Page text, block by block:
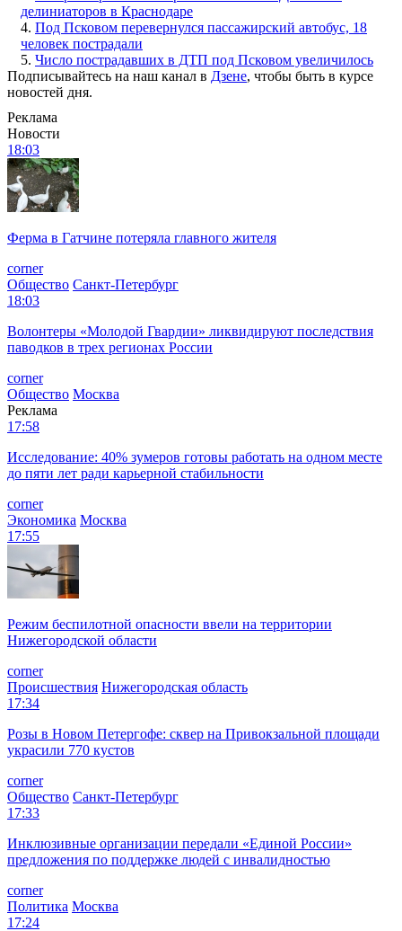
делиниаторов в Краснодаре
4. Под Псковом перевернулся пассажирский автобус, 18
человек пострадали
5. Число пострадавших в ДТП под Псковом увеличилось
Подписывайтесь на наш канал в Дзене, чтобы быть в курсе
новостей дня.
Реклама
Новости
18:03
Ферма в Гатчине потеряла главного жителя
corner
Общество Санкт-Петербург
18:03
Волонтеры «Молодой Гвардии» ликвидируют последствия
паводков в трех регионах России
corner
Общество Москва
Реклама
17:58
Исследование: 40% зумеров готовы работать на одном месте
до пяти лет ради карьерной стабильности
corner
Экономика Москва
17:55
Режим беспилотной опасности ввели на территории
Нижегородской области
corner
Происшествия Нижегородская область
17:34
Розы в Новом Петергофе: сквер на Привокзальной площади
украсили 770 кустов
corner
Общество Санкт-Петербург
17:33
Инклюзивные организации передали «Единой России»
предложения по поддержке людей с инвалидностью
corner
Политика Москва
17:24